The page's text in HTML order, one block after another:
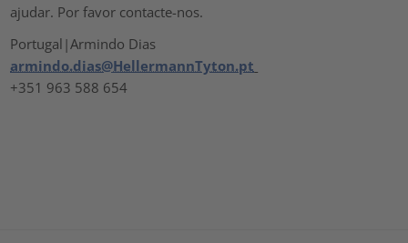
ajudar. Por favor contacte-nos.
Portugal|Armindo Dias
armindo.dias@HellermannTyton.pt
+351 963 588 654